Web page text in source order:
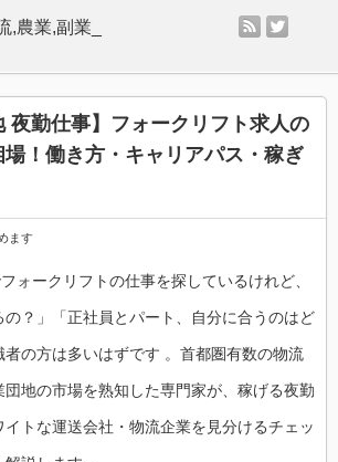
,農業,副業_
rss
夜勤仕事】フォークリフト求人の
！働き方・キャリアパス・稼ぎ
ます
ォークリフトの仕事を探しているけれど、
？」「正社員とパート、自分に合うのはど
者の方は多いはずです 。首都圏有数の物流
地の市場を熟知した専門家が、稼げる夜勤
トな運送会社・物流企業を見分けるチェッ